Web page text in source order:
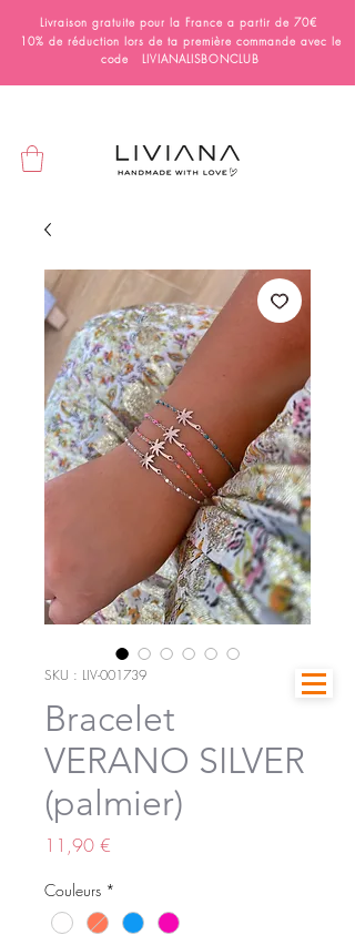
Livraison gratuite pour la France a partir de 70€
10% de réduction lors de ta première commande avec le
code LIVIANALISBONCLUB
SKU : LIV-001739
Bracelet
VERANO SILVER
(palmier)
11,90 €
Couleurs *